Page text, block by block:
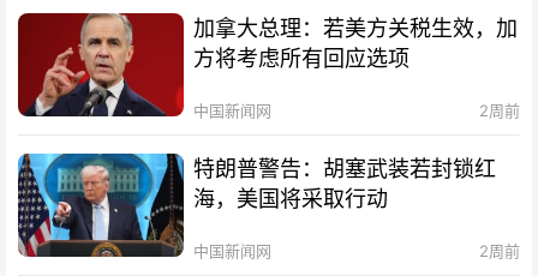
加拿大总理：若美方关税生效，加
方将考虑所有回应选项
中国新闻网 2周前
特朗普警告：胡塞武装若封锁红
海，美国将采取行动
中国新闻网 2周前